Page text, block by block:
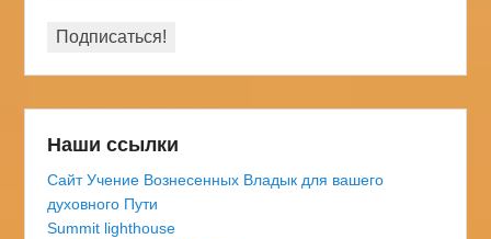
Наши ссылки
Сайт Учение Вознесенных Владык для вашего
духовного Пути
Summit lighthouse